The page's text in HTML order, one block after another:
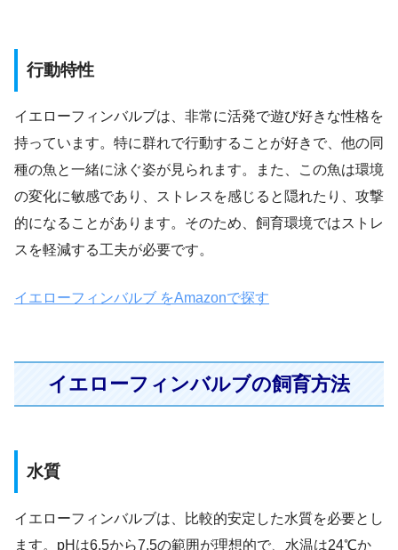
行動特性
イエローフィンバルブは、非常に活発で遊び好きな性格を
持っています。特に群れで行動することが好きで、他の同
種の魚と一緒に泳ぐ姿が見られます。また、この魚は環境
の変化に敏感であり、ストレスを感じると隠れたり、攻撃
的になることがあります。そのため、飼育環境ではストレ
スを軽減する工夫が必要です。
イエローフィンバルブ をAmazonで探す
イエローフィンバルブの飼育方法
水質
イエローフィンバルブは、比較的安定した水質を必要とし
ます。pHは6.5から7.5の範囲が理想的で、水温は24℃か